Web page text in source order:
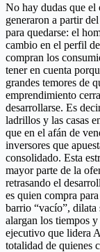
No hay dudas que el
generaron a partir
para quedarse: el
cambio en el perfil
compran los
tener en cuenta
grandes temores de
emprendimiento
desarrollarse. Es
ladrillos y las casas
que en el afán de
inversores que
consolidado. Esta
mayor parte de la
retrasando el
es quien compra
barrio “vacío”, dilata
alargan los tiempos
ejecutivo que lidera
totalidad de quienes